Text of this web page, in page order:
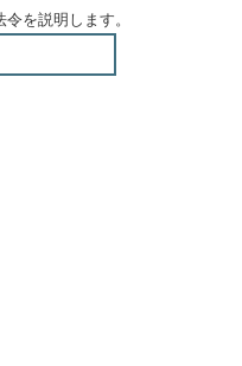
を説明します。